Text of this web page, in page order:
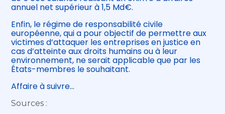
annuel net supérieur à 1,5 Md€.
Enfin, le régime de responsabilité civile
européenne, qui a pour objectif de permettre aux
victimes d’attaquer les entreprises en justice en
cas d’atteinte aux droits humains ou à leur
environnement, ne serait applicable que par les
États-membres le souhaitant.
Affaire à suivre…
Sources :